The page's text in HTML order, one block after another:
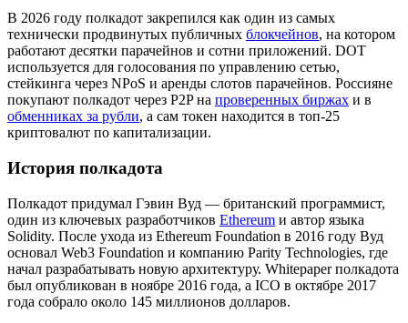
В 2026 году полкадот закрепился как один из самых
технически продвинутых публичных блокчейнов, на котором
работают десятки парачейнов и сотни приложений. DOT
используется для голосования по управлению сетью,
стейкинга через NPoS и аренды слотов парачейнов. Россияне
покупают полкадот через P2P на проверенных биржах и в
обменниках за рубли, а сам токен находится в топ-25
криптовалют по капитализации.
История полкадота
Полкадот придумал Гэвин Вуд — британский программист,
один из ключевых разработчиков Ethereum и автор языка
Solidity. После ухода из Ethereum Foundation в 2016 году Вуд
основал Web3 Foundation и компанию Parity Technologies, где
начал разрабатывать новую архитектуру. Whitepaper полкадота
был опубликован в ноябре 2016 года, а ICO в октябре 2017
года собрало около 145 миллионов долларов.